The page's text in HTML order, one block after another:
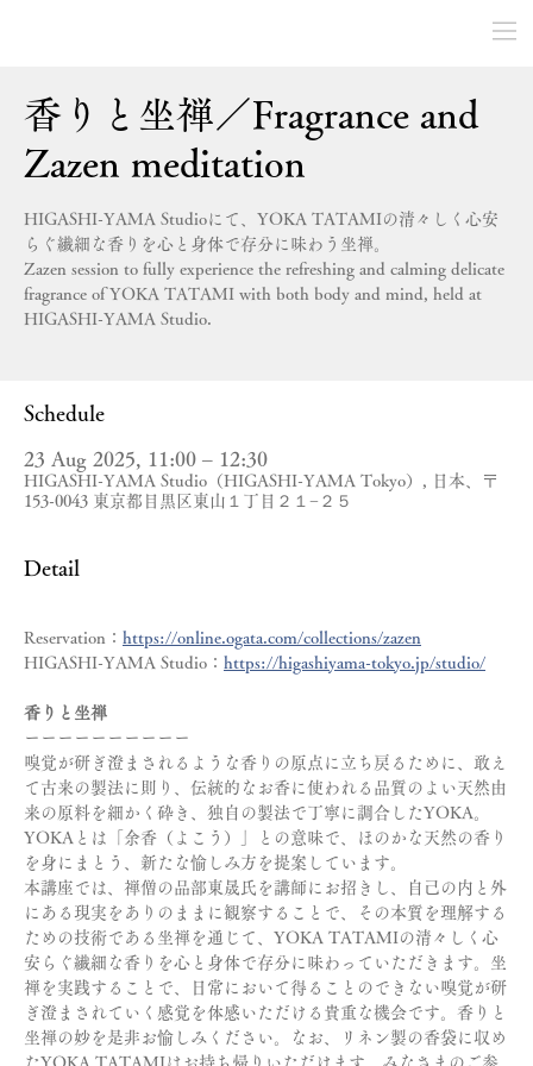
香りと坐禅／Fragrance and
Zazen meditation
HIGASHI-YAMA Studioにて、YOKA TATAMIの清々しく心安
らぐ繊細な香りを心と身体で存分に味わう坐禅。
Zazen session to fully experience the refreshing and calming delicate
fragrance of YOKA TATAMI with both body and mind, held at
HIGASHI-YAMA Studio.
Schedule
23 Aug 2025, 11:00 – 12:30
HIGASHI-YAMA Studio（HIGASHI-YAMA Tokyo）, 日本、〒
153-0043 東京都目黒区東山１丁目２１−２５
Detail
Reservation： https://online.ogata.com/collections/zazen
HIGASHI-YAMA Studio： https://higashiyama-tokyo.jp/studio/
香りと坐禅
ーーーーーーーーーー
嗅覚が研ぎ澄まされるような香りの原点に立ち戻るために、敢え
て古来の製法に則り、伝統的なお香に使われる品質のよい天然由
来の原料を細かく砕き、独自の製法で丁寧に調合したYOKA。
YOKAとは「余香（よこう）」との意味で、ほのかな天然の香り
を身にまとう、新たな愉しみ方を提案しています。
本講座では、禅僧の品部東晟氏を講師にお招きし、自己の内と外
にある現実をありのままに観察することで、その本質を理解する
ための技術である坐禅を通じて、YOKA TATAMIの清々しく心
安らぐ繊細な香りを心と身体で存分に味わっていただきます。坐
禅を実践することで、日常において得ることのできない嗅覚が研
ぎ澄まされていく感覚を体感いただける貴重な機会です。香りと
坐禅の妙を是非お愉しみください。なお、リネン製の香袋に収め
たYOKA TATAMIはお持ち帰りいただけます。みなさまのご参